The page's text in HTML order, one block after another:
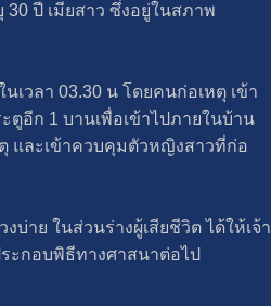
ปี เมียสาว ซึ่งอยู่ในสภาพ
วลา 03.30 น โดยคนก่อเหตุ เข้า
ตูอีก 1 บานเพื่อเข้าไปภายในบ้าน
ตุ และเข้าควบคุมตัวหญิงสาวที่ก่อ
าย ในส่วนร่างผู้เสียชีวิต ได้ให้เจ้า
ะกอบพิธีทางศาสนาต่อไป